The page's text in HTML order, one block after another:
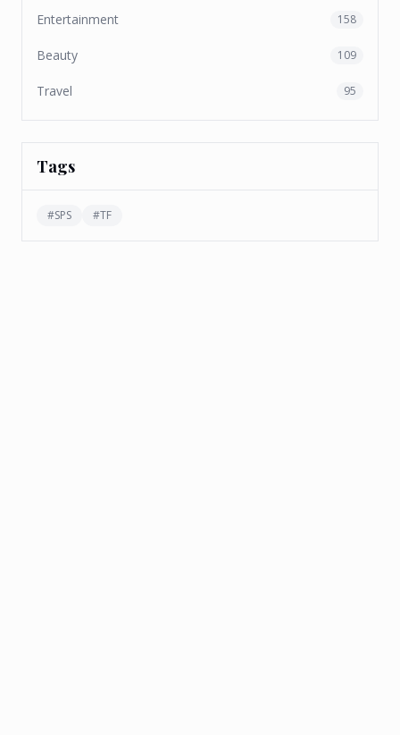
Entertainment 158
Beauty 109
Travel 95
Tags
#SPS #TF